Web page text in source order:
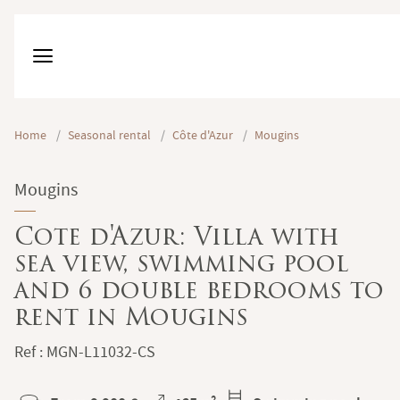
Home / Seasonal rental / Côte d'Azur / Mougins
Mougins
Cote d'Azur: Villa with
sea view, swimming pool
and 6 double bedrooms to
rent in Mougins
Ref : MGN-L11032-CS